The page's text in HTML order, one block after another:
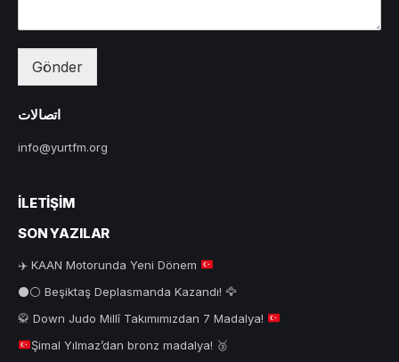
Gönder
اتصالات
info@yurtfm.org
İLETIŞIM
SON YAZILAR
✈️ KAAN Motorunda Yeni Dönem
⚫⚪ Beşiktaş Deplasmanda Kazandı! 🦅
🥋 Down Judo Millî Takımımızdan 7 Madalya!
Şimal Yılmaz’dan bronz madalya! 🥉